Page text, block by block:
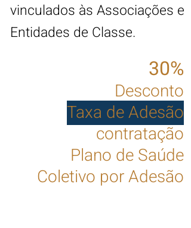
vinculados às Associações e
Entidades de Classe.
30%
Desconto
Taxa de Adesão
contratação
Plano de Saúde
Coletivo por Adesão